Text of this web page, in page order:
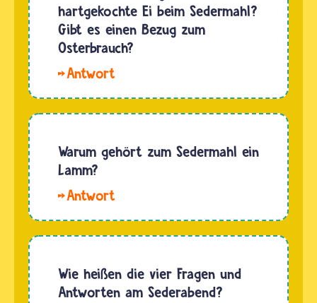
hat, wird
in den
Evangelien…
des
Sederabends
werden
Sederteller
gedeckt
und
vorbereitet…
hartgekochte Ei beim Sedermahl?
Gibt es einen Bezug zum
Osterbrauch?
Religionskurs.
heißt das
hart
Ei auf
dem
Sederteller.
erinnert
an ein
Warum gehört zum Sedermahl ein
Lamm?
Lamm als
Sedermahls
erinnert
Wie heißen die vier Fragen und
Antworten am Sederabend?